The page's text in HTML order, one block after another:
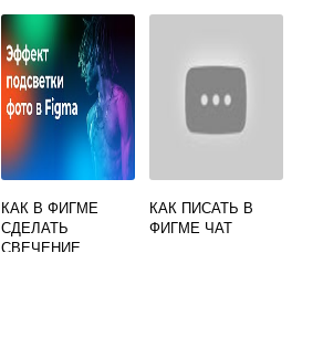
КАК В ФИГМЕ
СДЕЛАТЬ
СВЕЧЕНИЕ
КАК ПИСАТЬ В
ФИГМЕ ЧАТ